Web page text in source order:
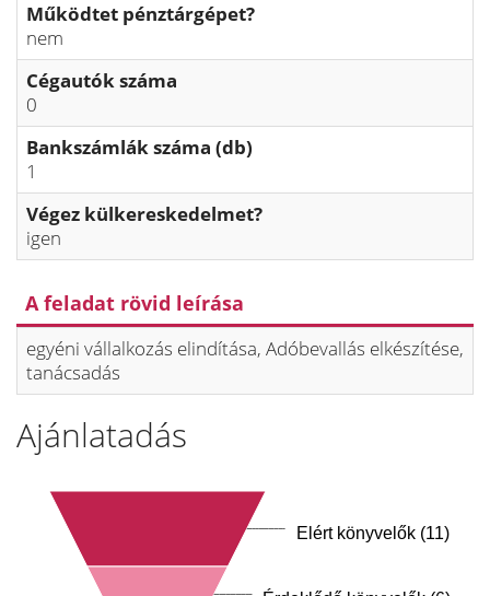
Működtet pénztárgépet?
nem
Cégautók száma
0
Bankszámlák száma (db)
1
Végez külkereskedelmet?
igen
A feladat rövid leírása
egyéni vállalkozás elindítása, Adóbevallás elkészítése,
tanácsadás
Ajánlatadás
Elért könyvelők (11)